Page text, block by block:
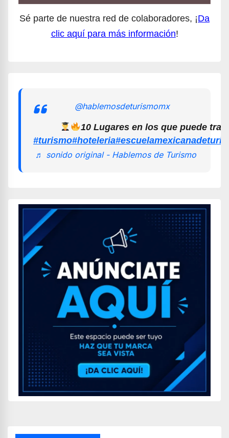
Sé parte de nuestra red de colaboradores, ¡Da
clic aquí para más información!
@hablemosdeturismomx
10 Lugares en los que puede
#turismo#hoteleria
♬ sonido original - Hablemos de Turismo